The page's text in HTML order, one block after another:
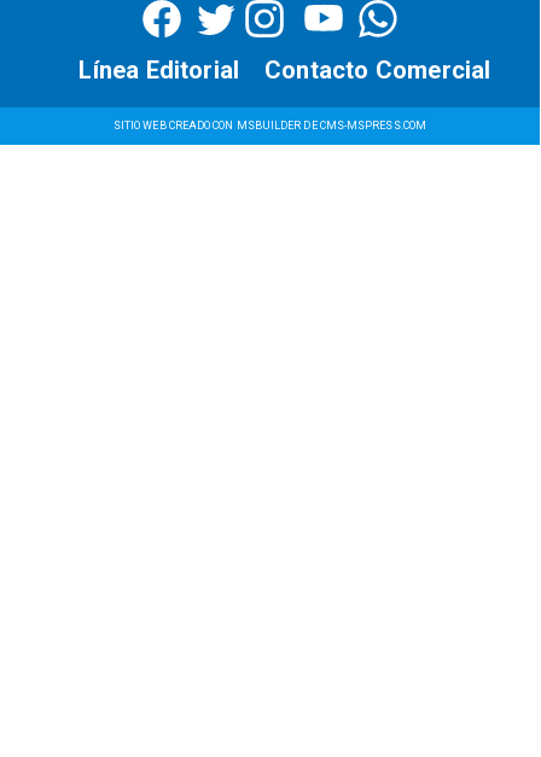
SITIO WEB CREADO CON MSBUILDER DE CMS-MSPRESS.COM
Contacto Comercial
Línea Editorial